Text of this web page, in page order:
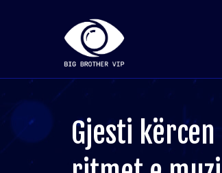
Gjesti